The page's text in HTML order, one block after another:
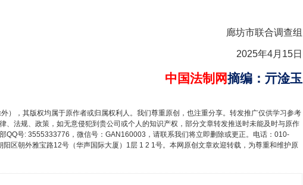
廊坊市联合调查组
2025年4月15日
中国法制网摘编 ： 亓淦玉
），其版权均属于原作者或归属权利人。我们尊重原创，也注重分享。转发推广仅供学习参考
法规、政策，如无意侵犯到贵公司或个人的知识产权，部分文章转发推送时未能及时与原作
QQ号: 3555333776，微信号：GAN160003，请联系我们将立即删除或更正。电话：010-
区朝外雅宝路12号（华声国际大厦）1层 1 2 1号。本网原创文章欢迎转载，为尊重和维护原